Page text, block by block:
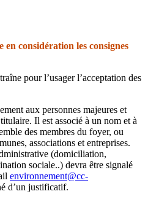
considération les consignes
pour l’usager l’acceptation des
aux personnes majeures et
Il est associé à un nom et à
des membres du foyer, ou
associations et entreprises.
(domiciliation,
sociale..) devra être signalé
environnement@cc-
d’un justificatif.